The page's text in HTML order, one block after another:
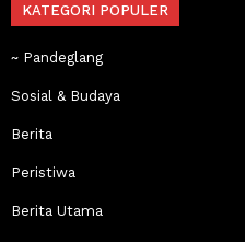
KATEGORI POPULER
~ Pandeglang
Sosial & Budaya
Berita
Peristiwa
Berita Utama